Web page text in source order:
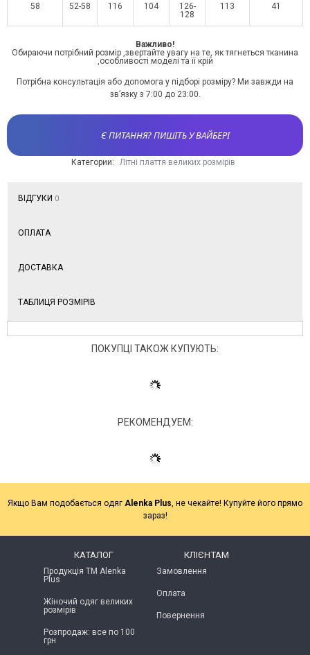
58 52-58 116 104
126-
128
113 41
Важливо!
Обираючи потрібний розмір ,звертайте увагу на те, як тягнеться тканина
,особливості моделі та її крій
Потрібна консультація або допомога у підборі розміру? Ми завжди на
зв’язку з 7:00 до 23:00.
Є ПИТАННЯ? ПИШІТЬ У ВАЙБЕРІ
Категории: Літні плаття великих розмірів
ВІДГУКИ 0
ОПЛАТА
ДОСТАВКА
ТАБЛИЦЯ РОЗМІРІВ
ПОКУПЦІ ТАКОЖ КУПУЮТЬ:
РЕКОМЕНДУЕМ:
Якщо Вам подобається одяг Alenka Plus , не чекайте! Купуйте його прямо
зараз!
КАТАЛОГ
Продукція ТМ Alenka
Plus
Жіночий одяг великих
розмірів
Розпродаж: все по 100
грн
КЛІЄНТАМ
Замовлення
Оплата
Повернення